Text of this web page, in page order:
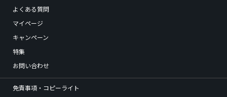
よくある質問
マイページ
キャンペーン
特集
お問い合わせ
免責事項・コピーライト